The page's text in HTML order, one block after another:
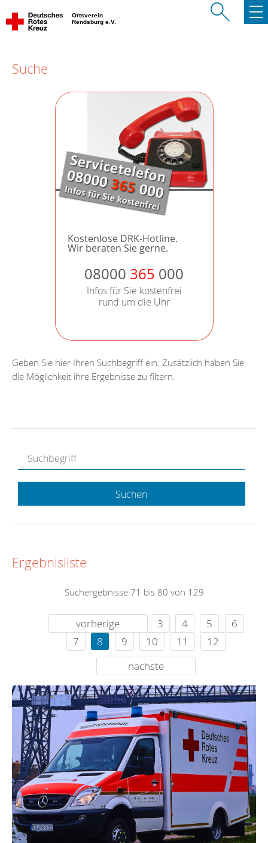
Ortsverein
Rendsburg e.V.
Suche
Kostenlose DRK-Hotline.
Wir beraten Sie gerne.
08000 365 000
Infos für Sie kostenfrei
rund um die Uhr
Geben Sie hier Ihren Suchbegriff ein. Zusätzlich haben Sie
die Möglichkeit ihre Ergebnisse zu filtern.
Suchen
Ergebnisliste
Suchergebnisse 71 bis 80 von 129
vorherige 3 4 5
6
7
8 9 10 11
12
nächste